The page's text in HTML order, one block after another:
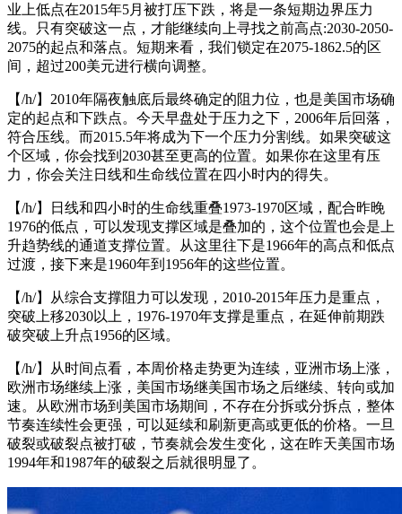
业上低点在2015年5月被打压下跌，将是一条短期边界压力
线。只有突破这一点，才能继续向上寻找之前高点:2030-2050-
2075的起点和落点。短期来看，我们锁定在2075-1862.5的区
间，超过200美元进行横向调整。
【/h/】2010年隔夜触底后最终确定的阻力位，也是美国市场确
定的起点和下跌点。今天早盘处于压力之下，2006年后回落，
符合压线。而2015.5年将成为下一个压力分割线。如果突破这
个区域，你会找到2030甚至更高的位置。如果你在这里有压
力，你会关注日线和生命线位置在四小时内的得失。
【/h/】日线和四小时的生命线重叠1973-1970区域，配合昨晚
1976的低点，可以发现支撑区域是叠加的，这个位置也会是上
升趋势线的通道支撑位置。从这里往下是1966年的高点和低点
过渡，接下来是1960年到1956年的这些位置。
【/h/】从综合支撑阻力可以发现，2010-2015年压力是重点，
突破上移2030以上，1976-1970年支撑是重点，在延伸前期跌
破突破上升点1956的区域。
【/h/】从时间点看，本周价格走势更为连续，亚洲市场上涨，
欧洲市场继续上涨，美国市场继美国市场之后继续、转向或加
速。从欧洲市场到美国市场期间，不存在分拆或分拆点，整体
节奏连续性会更强，可以延续和刷新更高或更低的价格。一旦
破裂或破裂点被打破，节奏就会发生变化，这在昨天美国市场
1994年和1987年的破裂之后就很明显了。